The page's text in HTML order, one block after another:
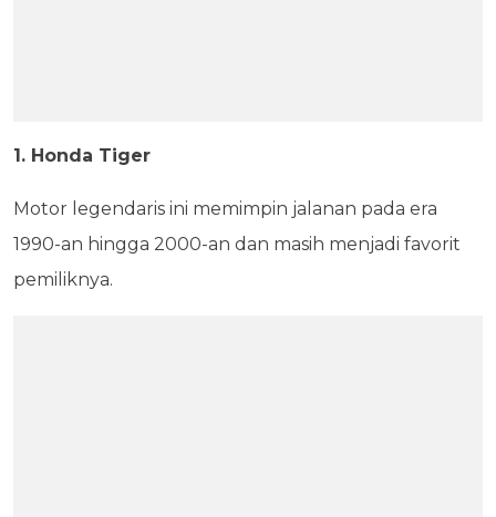
1. Honda Tiger
Motor legendaris ini memimpin jalanan pada era
1990-an hingga 2000-an dan masih menjadi favorit
pemiliknya.